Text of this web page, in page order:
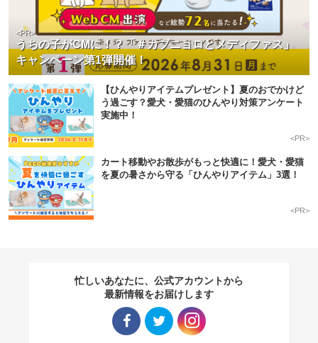
うちの子がCMに！？「＃カブニョロとメディファス」
キャンペーン第1弾開催！
<PR>
【ひんやりアイテムプレゼント】夏のおでかけど
う過ごす？愛犬・愛猫のひんやり対策アンケート
実施中！
<PR>
カート移動やお散歩がもっと快適に！愛犬・愛猫
を夏の暑さから守る「ひんやりアイテム」3選！
<PR>
忙しいあなたに、公式アカウントから
最新情報をお届けします